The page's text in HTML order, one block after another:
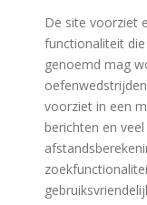
De site voorziet
functionaliteit
genoemd mag
voorziet in een
berichten en